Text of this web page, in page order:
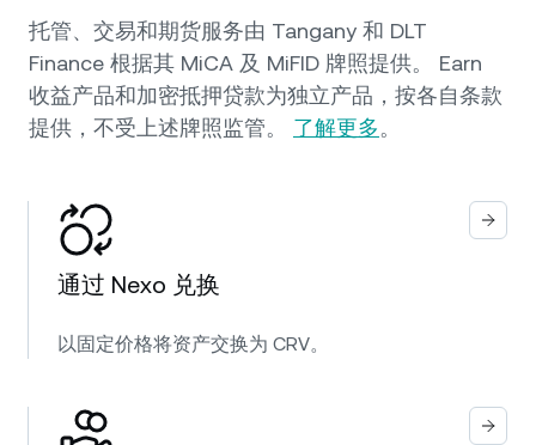
托管、交易和期货服务由 Tangany 和 DLT
Finance 根据其 MiCA 及 MiFID 牌照提供。 Earn
收益产品和加密抵押贷款为独立产品，按各自条款
提供，不受上述牌照监管。 了解更多。
通过 Nexo 兑换
以固定价格将资产交换为 CRV。